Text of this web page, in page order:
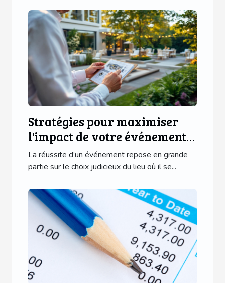
Stratégies pour maximiser
l'impact de votre événement
en choisissant le lieu idéal
La réussite d’un événement repose en grande
partie sur le choix judicieux du lieu où il se...